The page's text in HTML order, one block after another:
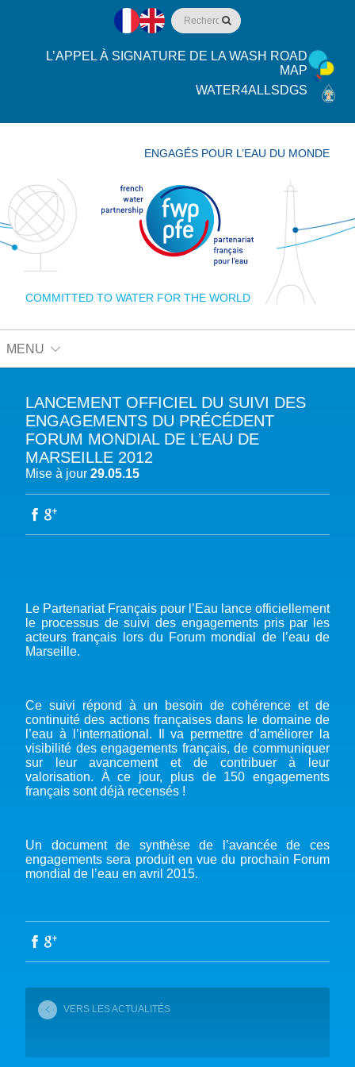
L’APPEL À SIGNATURE DE LA WASH ROAD
MAP
WATER4ALLSDGS
COMMITTED TO WATER FOR THE WORLD
ENGAGÉS POUR L’EAU DU MONDE
MENU
A PROPOS DU PFE
NOTRE MISSION
NOTRE VISION
LES MEMBRES DU PFE
RÈGLEMENT DES COTISATIONS DES MEMBRES
NOTRE GOUVERNANCE
NOTRE PLAIDOYER MULTI-ACTEUR
L’EAU DANS LES OBJECTIFS DU DÉVELOPPEMENT DURABLE (ODD)
BIODIVERSITÉ AQUATIQUE ET SOLUTIONS FONDÉES SUR LA NATURE
NOS PRODUCTIONS
ÉVÉNEMENTS
FORUM MONDIAL DE L’EAU – BALI 2024
COP28 CLIMAT – DUBAÏ 2023
CONFÉRENCE ONU SUR L’EAU – NEW YORK 2023
LANCEMENT OFFICIEL DU SUIVI DES
ENGAGEMENTS DU PRÉCÉDENT
FORUM MONDIAL DE L’EAU DE
MARSEILLE 2012
Mise à jour 29.05.15
Le Partenariat Français pour l’Eau lance officiellement
le processus de suivi des engagements pris par les
acteurs français lors du Forum mondial de l’eau de
Marseille.
Ce suivi répond à un besoin de cohérence et de
continuité des actions françaises dans le domaine de
l’eau à l’international. Il va permettre d’améliorer la
visibilité des engagements français, de communiquer
sur leur avancement et de contribuer à leur
valorisation. À ce jour, plus de 150 engagements
français sont déjà recensés !
Un document de synthèse de l’avancée de ces
engagements sera produit en vue du prochain Forum
mondial de l’eau en avril 2015.
VERS LES ACTUALITÉS